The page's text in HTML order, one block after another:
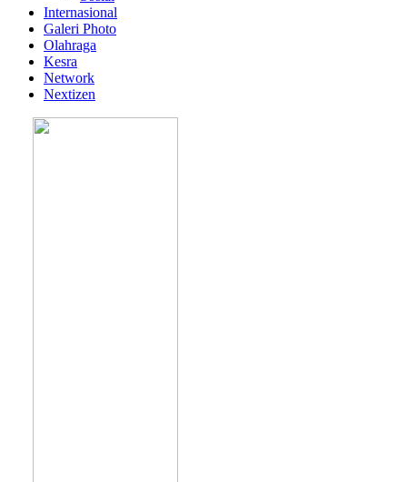
Internasional
Galeri Photo
Olahraga
Kesra
Network
Nextizen